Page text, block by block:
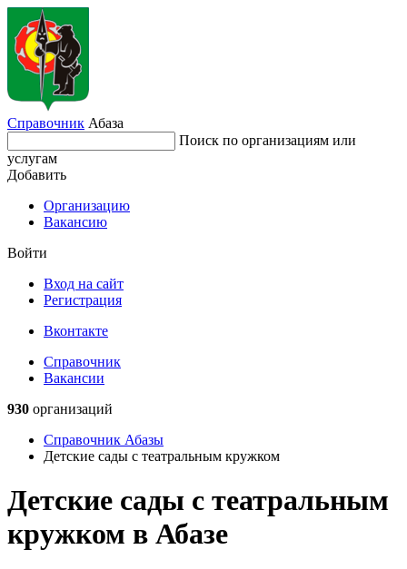
Справочник Абаза
Поиск по организациям или
услугам
Добавить
Организацию
Вакансию
Войти
Вход на сайт
Регистрация
Вконтакте
Справочник
Вакансии
930 организаций
Справочник Абазы
Детские сады с театральным кружком
Детские сады с театральным
кружком в Абазе